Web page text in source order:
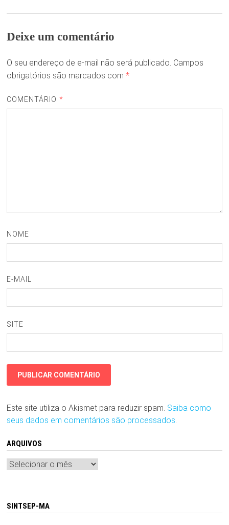
Deixe um comentário
O seu endereço de e-mail não será publicado. Campos
obrigatórios são marcados com *
COMENTÁRIO *
NOME
E-MAIL
SITE
Este site utiliza o Akismet para reduzir spam. Saiba como
seus dados em comentários são processados.
ARQUIVOS
Arquivos
SINTSEP-MA